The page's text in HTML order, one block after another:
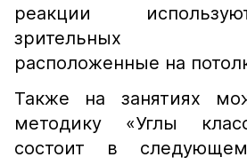
реакции
зрительных
расположенные на
Также на занятиях
методику «Углы
состоит в